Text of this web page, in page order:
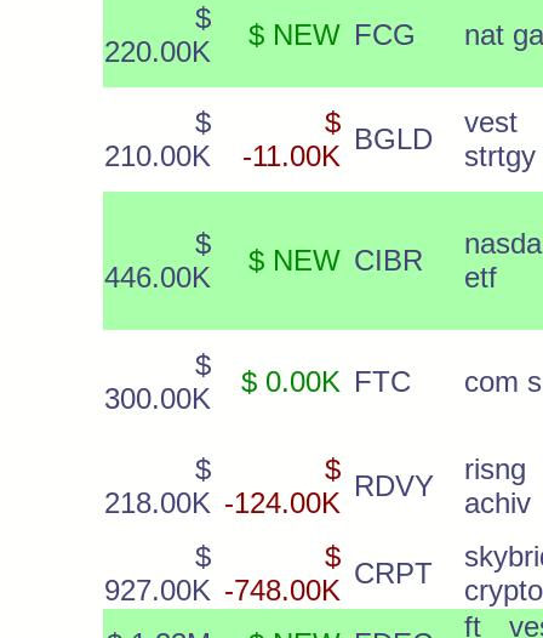
$
220.00K
$ NEW FCG nat
$
210.00K
$
-11.00K
BGLD
strtgy
$
446.00K
$ NEW CIBR
etf
$
300.00K
$ 0.00K FTC com
$
218.00K
$
-124.00K
RDVY
achiv
$
927.00K
$
-748.00K
CRPT
crypto
ft